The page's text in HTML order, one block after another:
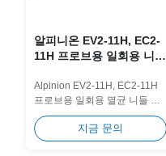
알피니온 EV2-11H, EC2-
11H 프로브용 일회용 니들
Alpinion EV2-11H, EC2-11H
프로브용 일회용 멸균 니들 가
이드. 다중 게이지 바늘 호환성
으로 교차 오염을 제거하고 임
상 작업 흐름을 간소화하도록
지금 문의